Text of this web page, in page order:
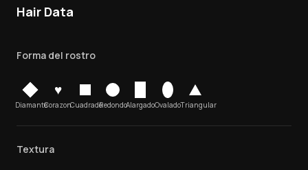
Hair Data
Forma del rostro
Diamante
♥
CorazonCuadradoRedondoAlargadoOvaladoTriangular
Textura